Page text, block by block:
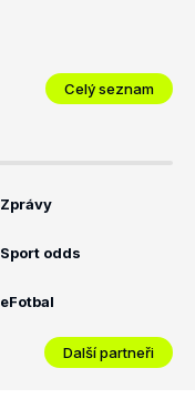
Celý seznam
Zprávy
Sport odds
eFotbal
Další partneři